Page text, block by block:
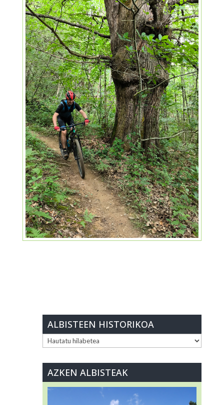
ALBISTEEN HISTORIKOA
ALBISTEEN
AZKEN ALBISTEAK